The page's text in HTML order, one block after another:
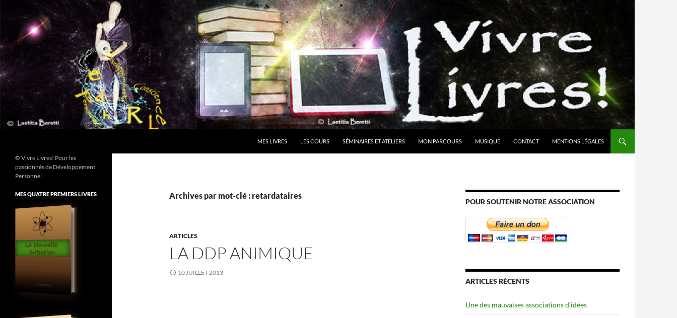
contenu
MES LIVRES LES COURS SÉMINAIRES ET ATELIERS MON PARCOURS MUSIQUE CONTACT MENTIONS LÉGALES
Archives par mot-clé : retardataires
ARTICLES
LA DDP ANIMIQUE
10 JUILLET 2013
POUR SOUTENIR NOTRE ASSOCIATION
ARTICLES RÉCENTS
Une des mauvaises associations d’idées
© Vivre Livres! Pour les
passionnés de Développement
Personnel
MES QUATRE PREMIERS LIVRES